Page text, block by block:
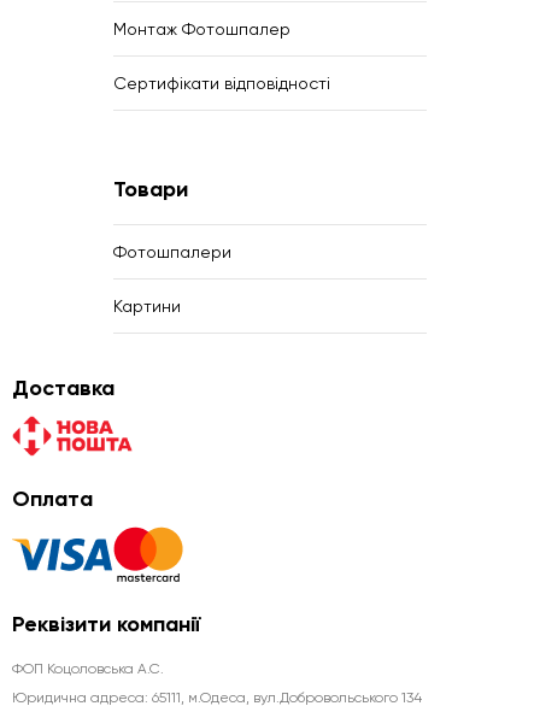
Монтаж Фотошпалер
Сертифікати відповідності
Товари
Фотошпалери
Картини
Доставка
Оплата
Реквізити компанії
ФОП Коцоловська А.С.
Юридична aдреса: 65111, м.Одеса, вул.Добровольського 134